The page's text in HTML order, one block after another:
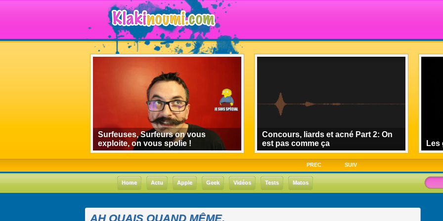
Surfeuses, Surfeurs on vous
exploite, on vous spolie !
Concours, liards et acné Part 2: On
est pas comme ça
Les
PREC SUIV
Home Actu Apple Geek Vidéos Tests Matos
AH OUAIS QUAND MÊME.